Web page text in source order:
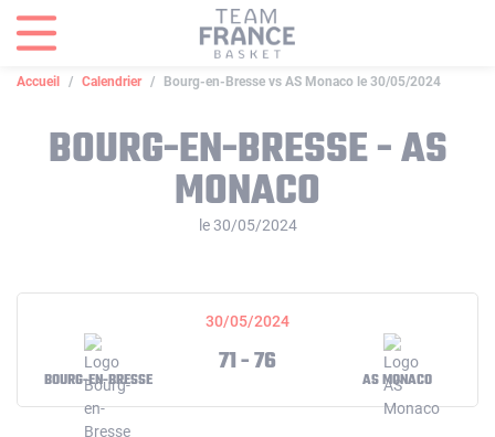
Accueil Calendrier Bourg-en-Bresse vs AS Monaco le 30/05/2024
BOURG-EN-BRESSE - AS
MONACO
le 30/05/2024
30/05/2024
BOURG-EN-BRESSE
71 - 76
AS MONACO
Panneau de gestion des cookies